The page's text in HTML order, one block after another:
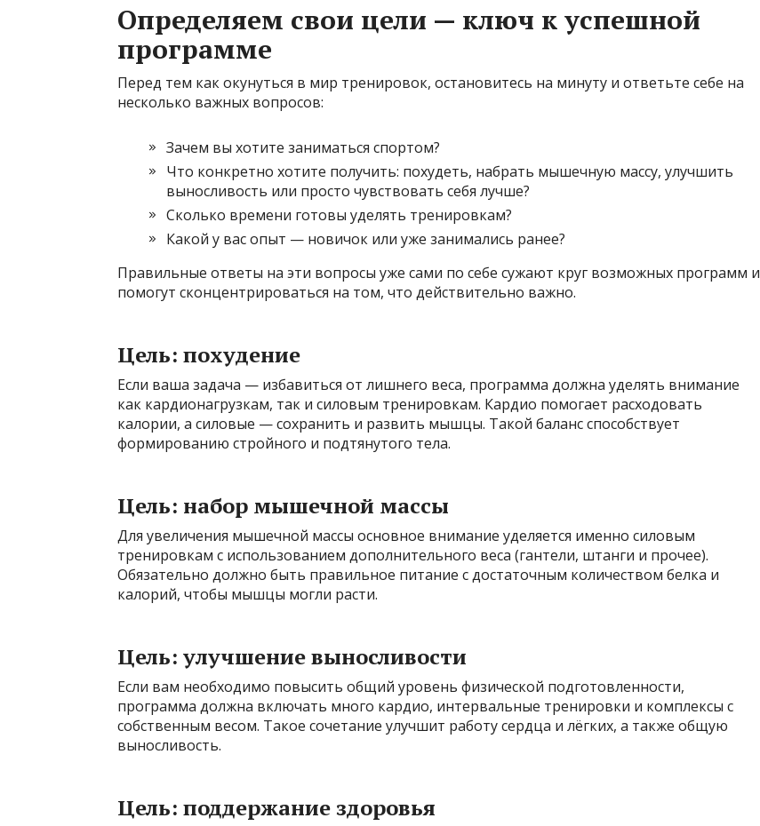
Определяем свои цели — ключ к успешной
программе
Перед тем как окунуться в мир тренировок, остановитесь на минуту и ответьте себе на
несколько важных вопросов:
Зачем вы хотите заниматься спортом?
Что конкретно хотите получить: похудеть, набрать мышечную массу, улучшить
выносливость или просто чувствовать себя лучше?
Сколько времени готовы уделять тренировкам?
Какой у вас опыт — новичок или уже занимались ранее?
Правильные ответы на эти вопросы уже сами по себе сужают круг возможных программ и
помогут сконцентрироваться на том, что действительно важно.
Цель: похудение
Если ваша задача — избавиться от лишнего веса, программа должна уделять внимание
как кардионагрузкам, так и силовым тренировкам. Кардио помогает расходовать
калории, а силовые — сохранить и развить мышцы. Такой баланс способствует
формированию стройного и подтянутого тела.
Цель: набор мышечной массы
Для увеличения мышечной массы основное внимание уделяется именно силовым
тренировкам с использованием дополнительного веса (гантели, штанги и прочее).
Обязательно должно быть правильное питание с достаточным количеством белка и
калорий, чтобы мышцы могли расти.
Цель: улучшение выносливости
Если вам необходимо повысить общий уровень физической подготовленности,
программа должна включать много кардио, интервальные тренировки и комплексы с
собственным весом. Такое сочетание улучшит работу сердца и лёгких, а также общую
выносливость.
Цель: поддержание здоровья